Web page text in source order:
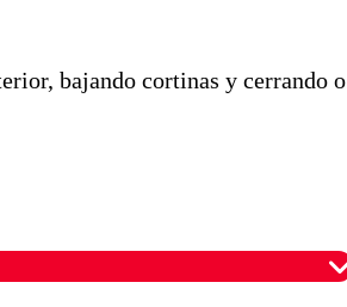
bajando cortinas y cerrando o